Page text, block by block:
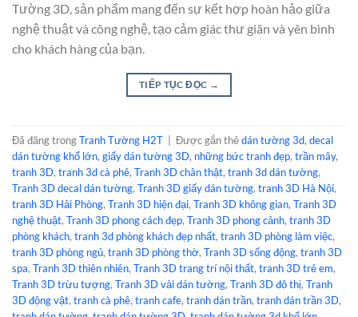
Tường 3D, sản phẩm mang đến sự kết hợp hoàn hảo giữa
nghệ thuật và công nghệ, tạo cảm giác thư giãn và yên bình
cho khách hàng của bạn.
TIẾP TỤC ĐỌC →
Đã đăng trongTranh Tường H2T Được gắn thẻdán tường 3d, decal
dán tường khổ lớn, giấy dán tường 3D, những bức tranh đẹp, trần mây,
tranh 3D, tranh 3d cà phê, Tranh 3D chân thật, tranh 3d dán tường,
Tranh 3D decal dán tường, Tranh 3D giấy dán tường, tranh 3D Hà Nội,
tranh 3D Hải Phòng, Tranh 3D hiện đại, Tranh 3D không gian, Tranh 3D
nghệ thuật, Tranh 3D phong cách đẹp, Tranh 3D phong cảnh, tranh 3D
phòng khách, tranh 3d phòng khách đẹp nhất, tranh 3D phòng làm việc,
tranh 3D phòng ngủ, tranh 3D phòng thờ, Tranh 3D sống động, tranh 3D
spa, Tranh 3D thiên nhiên, Tranh 3D trang trí nội thất, tranh 3D trẻ em,
Tranh 3D trừu tượng, Tranh 3D vải dán tường, Tranh 3D đô thị, Tranh
3D động vật, tranh cà phê, tranh cafe, tranh dán trần, tranh dán trần 3D,